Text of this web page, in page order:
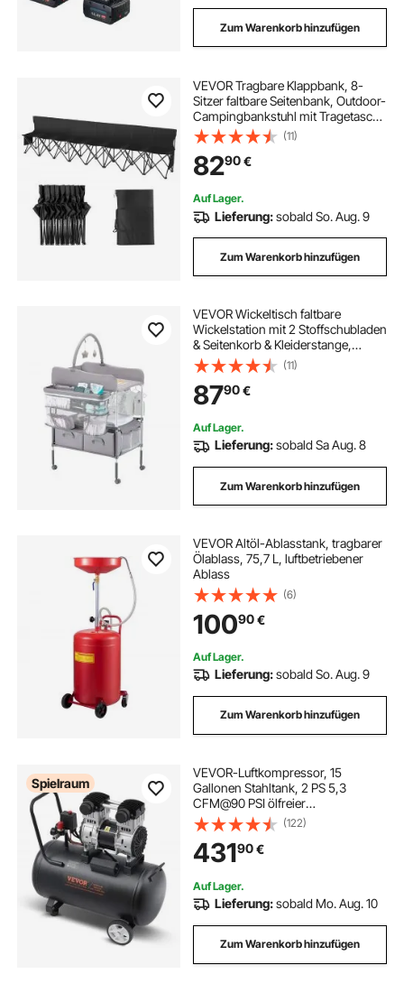
Zum Warenkorb hinzufügen
VEVOR Tragbare Klappbank, 8-
Sitzer faltbare Seitenbank, Outdoor-
Campingbankstuhl mit Tragetasche
und Rückenlehne,
Mannschaftssport-Seitenbank für
Fußballangeln, kein Zusammenbau
nötig, sofortige Sitzgelegenheit,
schwarz
(11)
8290€
Auf Lager.
Lieferung:sobald So. Aug. 9
Zum Warenkorb hinzufügen
VEVOR Wickeltisch faltbare
Wickelstation mit 2 Stoffschubladen
& Seitenkorb & Kleiderstange,
höhenverstellbarer tragbarer
Wickelkombi mit feststellbaren
Rädern und 2 Sternspielzeugen,
hellgrau
(11)
8790€
Auf Lager.
Lieferung:sobald Sa Aug. 8
Zum Warenkorb hinzufügen
VEVOR Altöl-Ablasstank, tragbarer
Ölablass, 75,7 L, luftbetriebener
Ablass
(6)
10090€
Auf Lager.
Lieferung:sobald So. Aug. 9
Zum Warenkorb hinzufügen
Spielraum
VEVOR-Luftkompressor, 15
Gallonen Stahltank, 2 PS 5,3
CFM@90 PSI ölfreier
Luftkompressor und max. 125 PSI
Druck, 78 dB ultraleiser tragbarer
Kompressor, für Autoreparatur,
Reifenbefüllung, Spritzlackierung
(122)
43190€
Auf Lager.
Lieferung:sobald Mo. Aug. 10
Zum Warenkorb hinzufügen